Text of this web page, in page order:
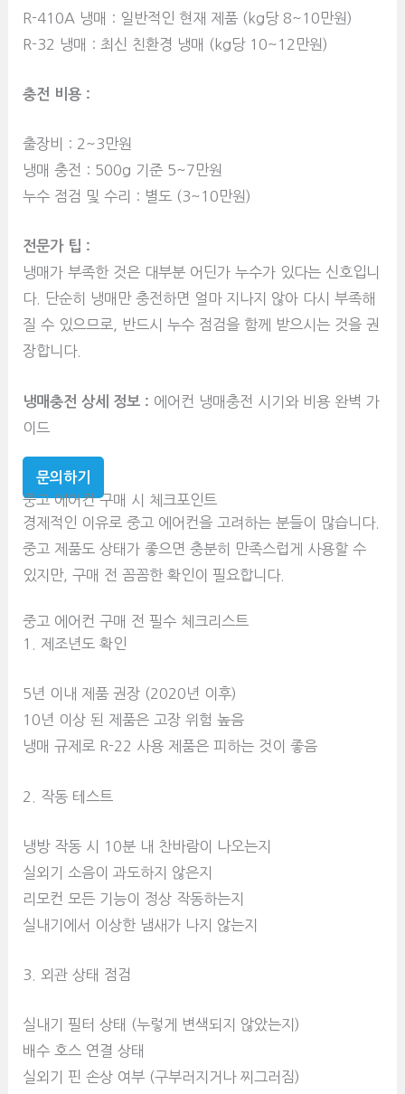
R-410A 냉매 : 일반적인 현재 제품 (kg당 8~10만원)
R-32 냉매 : 최신 친환경 냉매 (kg당 10~12만원)
충전 비용 :
출장비 : 2~3만원
냉매 충전 : 500g 기준 5~7만원
누수 점검 및 수리 : 별도 (3~10만원)
전문가 팁 :
냉매가 부족한 것은 대부분 어딘가 누수가 있다는 신호입니
다. 단순히 냉매만 충전하면 얼마 지나지 않아 다시 부족해
질 수 있으므로, 반드시 누수 점검을 함께 받으시는 것을 권
장합니다.
냉매충전 상세 정보 : 에어컨 냉매충전 시기와 비용 완벽 가
이드
문의하기
중고 에어컨 구매 시 체크포인트
경제적인 이유로 중고 에어컨을 고려하는 분들이 많습니다.
중고 제품도 상태가 좋으면 충분히 만족스럽게 사용할 수
있지만, 구매 전 꼼꼼한 확인이 필요합니다.
중고 에어컨 구매 전 필수 체크리스트
1. 제조년도 확인
5년 이내 제품 권장 (2020년 이후)
10년 이상 된 제품은 고장 위험 높음
냉매 규제로 R-22 사용 제품은 피하는 것이 좋음
2. 작동 테스트
냉방 작동 시 10분 내 찬바람이 나오는지
실외기 소음이 과도하지 않은지
리모컨 모든 기능이 정상 작동하는지
실내기에서 이상한 냄새가 나지 않는지
3. 외관 상태 점검
실내기 필터 상태 (누렇게 변색되지 않았는지)
배수 호스 연결 상태
실외기 핀 손상 여부 (구부러지거나 찌그러짐)